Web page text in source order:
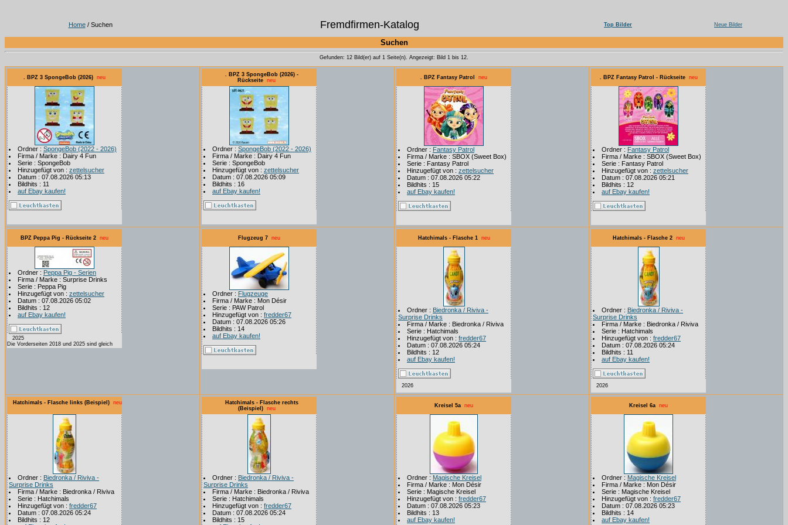
Home/ Suchen Fremdfirmen-Katalog Top Bilder Neue Bilder
Suchen
Gefunden: 12 Bild(er) auf 1 Seite(n). Angezeigt: Bild 1 bis 12.
. BPZ 3 SpongeBob (2026) neu
Ordner : SpongeBob (2022 - 2026)
Firma / Marke : Dairy 4 Fun
Serie : SpongeBob
Hinzugefügt von : zettelsucher
Datum : 07.08.2026 05:13
Bildhits : 11
auf Ebay kaufen!
. BPZ 3 SpongeBob (2026) -
Rückseite neu
Ordner : SpongeBob (2022 - 2026)
Firma / Marke : Dairy 4 Fun
Serie : SpongeBob
Hinzugefügt von : zettelsucher
Datum : 07.08.2026 05:09
Bildhits : 16
auf Ebay kaufen!
. BPZ Fantasy Patrol neu
Ordner : Fantasy Patrol
Firma / Marke : SBOX (Sweet Box)
Serie : Fantasy Patrol
Hinzugefügt von : zettelsucher
Datum : 07.08.2026 05:22
Bildhits : 15
auf Ebay kaufen!
. BPZ Fantasy Patrol - Rückseite neu
Ordner : Fantasy Patrol
Firma / Marke : SBOX (Sweet Box)
Serie : Fantasy Patrol
Hinzugefügt von : zettelsucher
Datum : 07.08.2026 05:21
Bildhits : 12
auf Ebay kaufen!
BPZ Peppa Pig - Rückseite 2 neu
Ordner : Peppa Pig - Serien
Firma / Marke : Surprise Drinks
Serie : Peppa Pig
Hinzugefügt von : zettelsucher
Datum : 07.08.2026 05:02
Bildhits : 12
auf Ebay kaufen!
2025
Die Vorderseiten 2018 und 2025 sind gleich
Flugzeug 7 neu
Ordner : Flugzeuge
Firma / Marke : Mon Désir
Serie : PAW Patrol
Hinzugefügt von : fredder67
Datum : 07.08.2026 05:26
Bildhits : 14
auf Ebay kaufen!
Hatchimals - Flasche 1 neu
Ordner : Biedronka / Riviva -
Surprise Drinks
Firma / Marke : Biedronka / Riviva
Serie : Hatchimals
Hinzugefügt von : fredder67
Datum : 07.08.2026 05:24
Bildhits : 12
auf Ebay kaufen!
2026
Hatchimals - Flasche 2 neu
Ordner : Biedronka / Riviva -
Surprise Drinks
Firma / Marke : Biedronka / Riviva
Serie : Hatchimals
Hinzugefügt von : fredder67
Datum : 07.08.2026 05:24
Bildhits : 11
auf Ebay kaufen!
2026
Hatchimals - Flasche links (Beispiel) neu
Ordner : Biedronka / Riviva -
Surprise Drinks
Firma / Marke : Biedronka / Riviva
Serie : Hatchimals
Hinzugefügt von : fredder67
Datum : 07.08.2026 05:24
Bildhits : 12
Hatchimals - Flasche rechts
(Beispiel)
neu
Ordner : Biedronka / Riviva -
Surprise Drinks
Firma / Marke : Biedronka / Riviva
Serie : Hatchimals
Hinzugefügt von : fredder67
Datum : 07.08.2026 05:24
Bildhits : 15
Kreisel 5a neu
Ordner : Magische Kreisel
Firma / Marke : Mon Désir
Serie : Magische Kreisel
Hinzugefügt von : fredder67
Datum : 07.08.2026 05:23
Bildhits : 13
auf Ebay kaufen!
Kreisel 6a neu
Ordner : Magische Kreisel
Firma / Marke : Mon Désir
Serie : Magische Kreisel
Hinzugefügt von : fredder67
Datum : 07.08.2026 05:23
Bildhits : 14
auf Ebay kaufen!